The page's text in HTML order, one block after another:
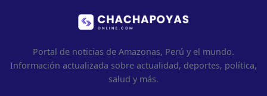
Portal de noticias de Amazonas, Perú y el mundo.
Información actualizada sobre actualidad, deportes, política,
salud y más.